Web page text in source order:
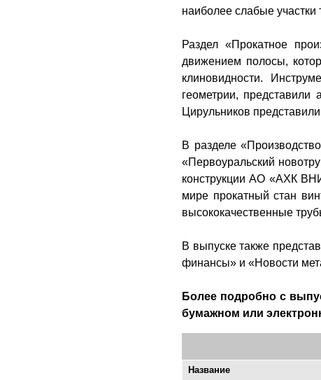
наиболее слабые участки
Раздел «Прокатное
движением полосы,
клиновидности.
геометрии, представили
Цирульников
В разделе
«Первоуральский
конструкции АО «АХК
мире прокатный стан
высококачественные
В выпуске также
финансы» и «Новости
Более подробно с
бумажном или
Название